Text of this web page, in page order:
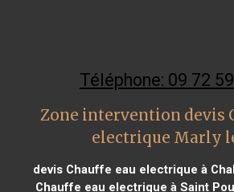
Téléphone: 09 72
Zone intervention devis
electrique Marly
devis Chauffe eau electrique à
Chauffe eau electrique à Saint